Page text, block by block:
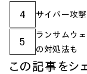
4 サイバー攻
5
ランサムウ
の対処法も
この記事をシ